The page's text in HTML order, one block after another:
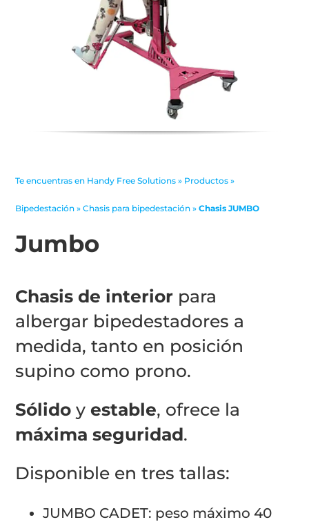
Te encuentras en Handy Free Solutions» Productos»
Bipedestación» Chasis para bipedestación» Chasis JUMBO
Jumbo
Chasis de interiorpara
albergar bipedestadores a
medida, tanto en posición
supino como prono.
Sólidoy estable, ofrece la
máxima seguridad.
Disponible en tres tallas:
JUMBO CADET: peso máximo 40